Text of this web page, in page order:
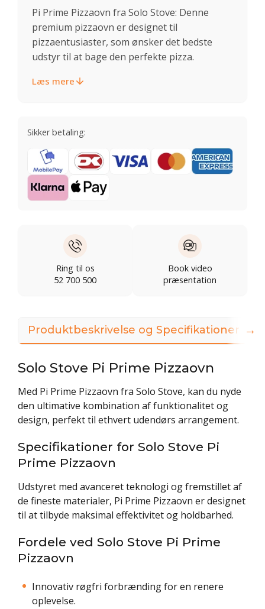
Pi Prime Pizzaovn fra Solo Stove: Denne
premium pizzaovn er designet til
pizzaentusiaster, som ønsker det bedste
udstyr til at bage den perfekte pizza.
Læs mere
Sikker betaling:
Ring til os
52 700 500
Book video
præsentation
Produktbeskrivelse og Specifikationer
Solo Stove Pi Prime Pizzaovn
Med Pi Prime Pizzaovn fra Solo Stove, kan du nyde
den ultimative kombination af funktionalitet og
design, perfekt til ethvert udendørs arrangement.
Specifikationer for Solo Stove Pi
Prime Pizzaovn
Udstyret med avanceret teknologi og fremstillet af
de fineste materialer, Pi Prime Pizzaovn er designet
til at tilbyde maksimal effektivitet og holdbarhed.
Fordele ved Solo Stove Pi Prime
Pizzaovn
Innovativ røgfri forbrænding for en renere
oplevelse.
→